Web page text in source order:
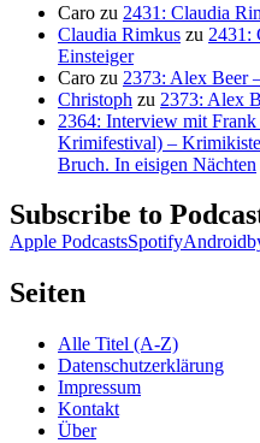
Caro zu 2431: Claudia
Claudia Rimkus zu 2431:
Einsteiger
Caro zu 2373: Alex Beer
Christoph zu 2373: Alex
2364: Interview mit
Krimifestival) – Krimikiste
Bruch. In eisigen Nächten
Subscribe to
Apple PodcastsSpotifyAndroid
Seiten
Alle Titel (A-Z)
Datenschutzerklärung
Impressum
Kontakt
Über